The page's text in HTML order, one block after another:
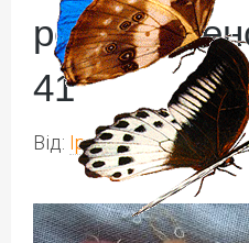
41
Від: Ірина Іваськів